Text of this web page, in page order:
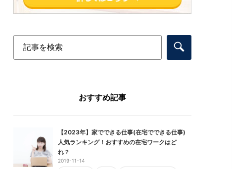
おすすめ記事
【2023年】家でできる仕事(在宅でできる仕事)
人気ランキング！おすすめの在宅ワークはど
れ？
2019-11-14